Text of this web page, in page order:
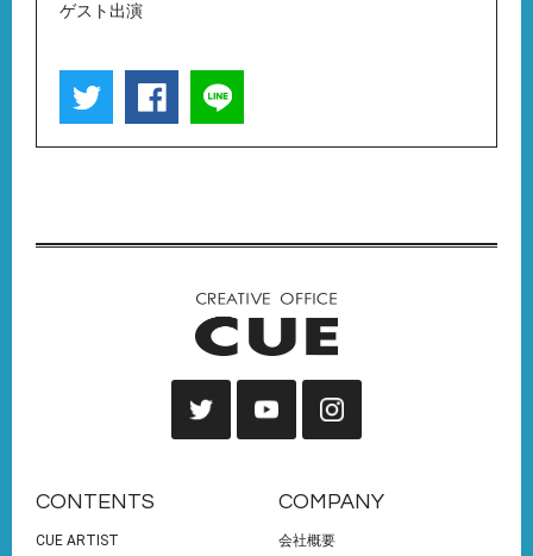
ゲスト出演
CONTENTS
CUE ARTIST
COMPANY
会社概要